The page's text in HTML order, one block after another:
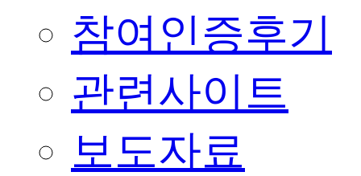
참여인증후기
관련사이트
보도자료